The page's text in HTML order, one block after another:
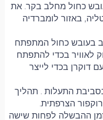
עובש כחול מחלב בקר. את
באזור לומברדיה
בעובש כחול המתפתח
לאוויר בכדי להתפתח
דוקרן בכדי לייצר
התעלות . תהליך
הצרפתית.
ליחידה, זמן ההבשלה לפחות שישה